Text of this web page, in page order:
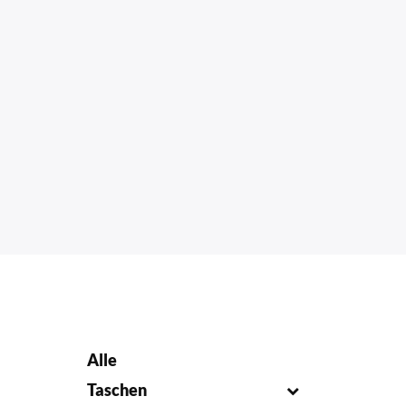
Alle
Taschen